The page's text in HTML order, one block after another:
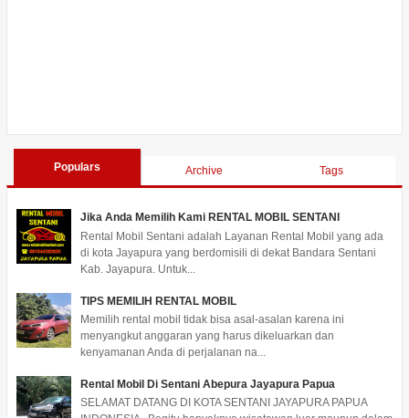
Populars Archive Tags
Jika Anda Memilih Kami RENTAL MOBIL SENTANI
Rental Mobil Sentani adalah Layanan Rental Mobil yang ada
di kota Jayapura yang berdomisili di dekat Bandara Sentani
Kab. Jayapura. Untuk...
TIPS MEMILIH RENTAL MOBIL
Memilih rental mobil tidak bisa asal-asalan karena ini
menyangkut anggaran yang harus dikeluarkan dan
kenyamanan Anda di perjalanan na...
Rental Mobil Di Sentani Abepura Jayapura Papua
SELAMAT DATANG DI KOTA SENTANI JAYAPURA PAPUA